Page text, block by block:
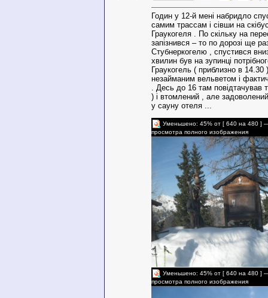
Годин у 12-й мені набридло
самим трассам і сівши на
Граукогеля . По скільку на
запізнився – то по дорозі ще
Стубнеркогелю , спустився
хвилин був на зупинці
Граукогель ( приблизно в 14.30
незайманим вельветом і
. Десь до 16 там повідтачував
) і втомлений , але
у сауну отеля ...
Уменьшено: 45% от [ 640 на 480 ]
просмотра полного изображения
Уменьшено: 45% от [ 640 на 480 ]
просмотра полного изображения